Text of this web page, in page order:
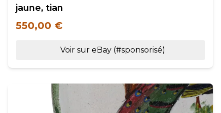
jaune, tian
550,00 €
Voir sur eBay (#sponsorisé)